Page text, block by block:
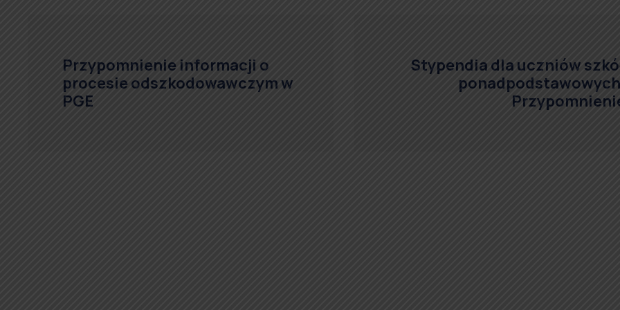
Przypomnienie informacji o
procesie odszkodowawczym w
PGE
Stypendia dla uczniów